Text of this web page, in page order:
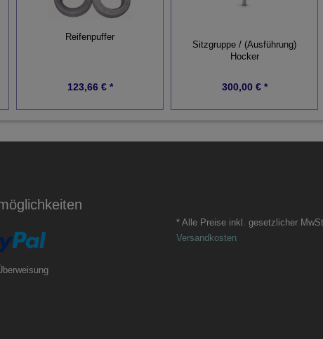
Reifenpuffer
123,66 € *
Sitzgruppe / (Ausführung)
Hocker
300,00 € *
* Alle Preise inkl. gesetzlicher
Versandkosten